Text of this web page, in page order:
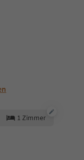
1 Zimmer